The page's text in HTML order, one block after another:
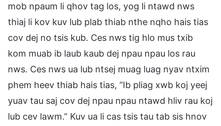
mob npaum li qhov tag los, yog li ntawd nws
thiaj li kov kuv lub plab thiab nthe nqho hais tias
cov dej no tsis kub. Ces nws tig hlo mus txib
kom muab ib laub kaub dej npau npau los rau
nws. Ces nws ua lub ntsej muag luag nyav ntxim
phem heev thiab hais tias, “Ib pliag xwb koj yeej
yuav tau saj cov dej npau npau ntawd hliv rau koj
lub cev lawm.” Kuv ua li cas tsis tau tab sis hnov